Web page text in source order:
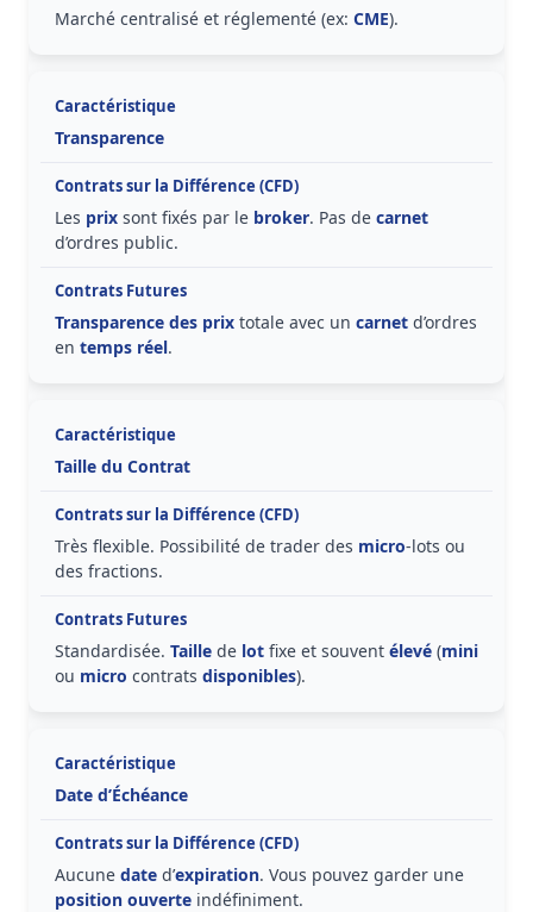
Marché centralisé et réglementé (ex: CME).
Transparence
Les prix sont fixés par le broker. Pas de carnet
d’ordres public.
Transparence des prix totale avec un carnet d’ordres
en temps réel.
Taille du Contrat
Très flexible. Possibilité de trader des micro-lots ou
des fractions.
Standardisée. Taille de lot fixe et souvent élevé (mini
ou micro contrats disponibles).
Date d’Échéance
Aucune date d’expiration. Vous pouvez garder une
position ouverte indéfiniment.